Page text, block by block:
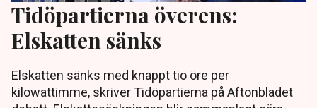
Tidöpartierna överens:
Elskatten sänks
Elskatten sänks med knappt tio öre per
kilowattimme, skriver Tidöpartierna på Aftonbladet